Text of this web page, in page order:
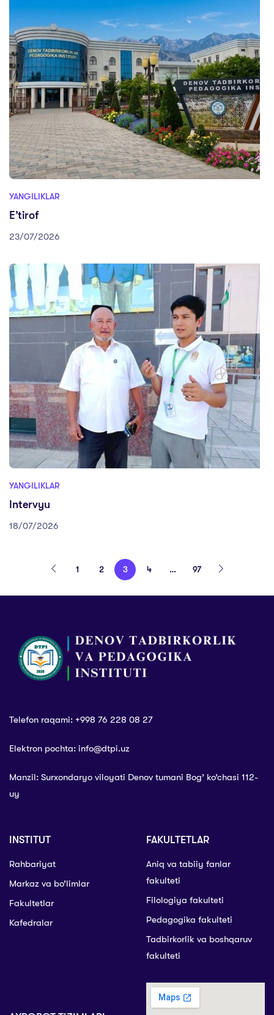
YANGILIKLAR
E’tirof
23/07/2026
YANGILIKLAR
Intervyu
18/07/2026
1 2 3 4 … 97
Telefon raqami: +998 76 228 08 27
Elektron pochta: info@dtpi.uz
Manzil: Surxondaryo viloyati Denov tumani Bog’ ko’chasi 112-
uy
INSTITUT
Rahbariyat
Markaz va bo’limlar
Fakultetlar
Kafedralar
FAKULTETLAR
Aniq va tabiiy fanlar
fakulteti
Filologiya fakulteti
Pedagogika fakulteti
Tadbirkorlik va boshqaruv
fakulteti